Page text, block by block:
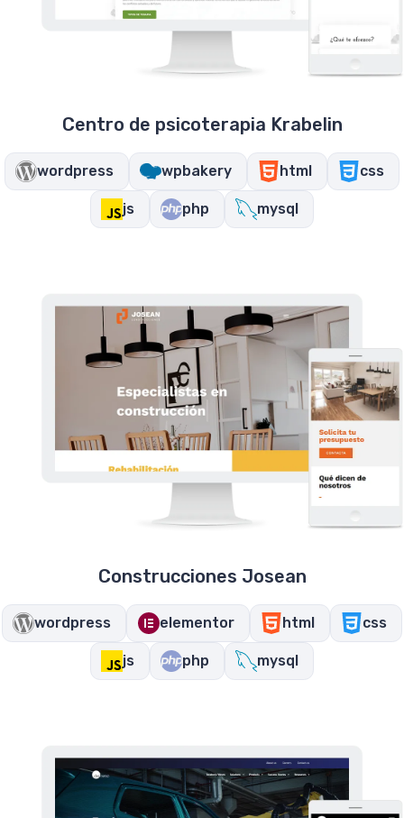
Centro de psicoterapia Krabelin
wordpress wpbakery html css
js php mysql
Construcciones Josean
wordpress elementor html css
js php mysql